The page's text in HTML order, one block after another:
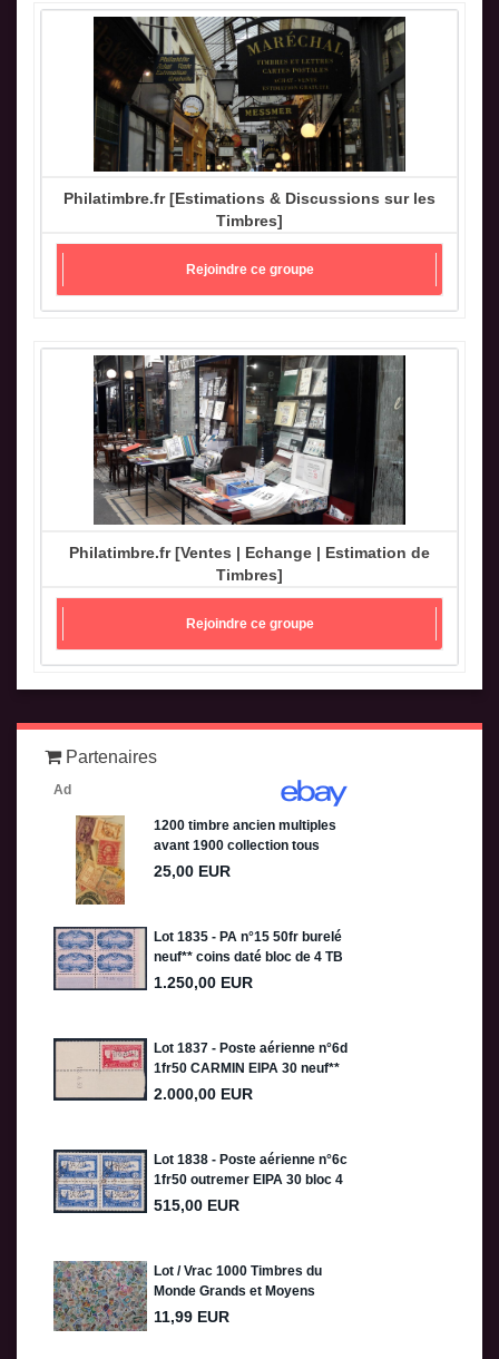
Philatimbre.fr [Estimations & Discussions sur les
Timbres]
Rejoindre ce groupe
Philatimbre.fr [Ventes | Echange | Estimation de
Timbres]
Rejoindre ce groupe
Partenaires